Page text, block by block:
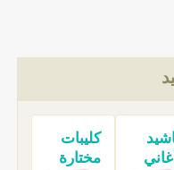
كليبات
مختارة